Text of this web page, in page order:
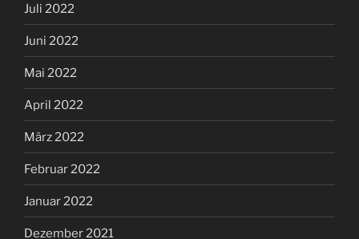
Juli 2022
Juni 2022
Mai 2022
April 2022
März 2022
Februar 2022
Januar 2022
Dezember 2021